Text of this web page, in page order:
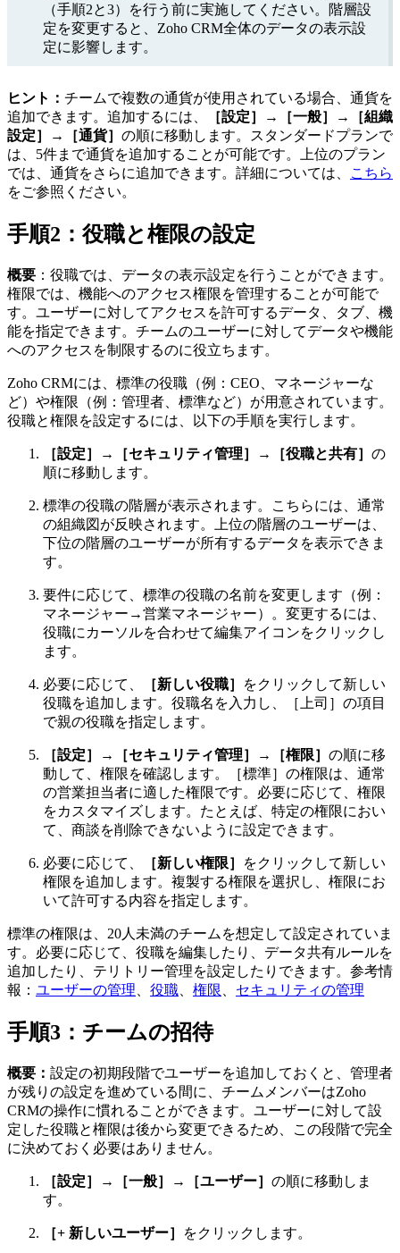
（手順2と3）を行う前に実施してください。階層設
定を変更すると、Zoho CRM全体のデータの表示設
定に影響します。
ヒント： チームで複数の通貨が使用されている場合、通貨を
追加できます。追加するには、
［設定］→［一般］→［組織
設定］→［通貨］ の順に移動します。スタンダードプランで
は、5件まで通貨を追加することが可能です。上位のプラン
では、通貨をさらに追加できます。詳細については、
こちら
をご参照ください。
手順2：役職と権限の設定
概要 ：役職では、データの表示設定を行うことができます。
権限では、機能へのアクセス権限を管理することが可能で
す。ユーザーに対してアクセスを許可するデータ、タブ、機
能を指定できます。チームのユーザーに対してデータや機能
へのアクセスを制限するのに役立ちます。
Zoho CRMには、標準の役職（例：CEO、マネージャーな
ど）や権限（例：管理者、標準など）が用意されています。
役職と権限を設定するには、以下の手順を実行します。
［設定］ → ［セキュリティ管理］ → ［役職と共有］ の
順に移動します。
標準の役職の階層が表示されます。こちらには、通常
の組織図が反映されます。上位の階層のユーザーは、
下位の階層のユーザーが所有するデータを表示できま
す。
要件に応じて、標準の役職の名前を変更します（例：
マネージャー→営業マネージャー）。変更するには、
役職にカーソルを合わせて編集アイコンをクリックし
ます。
必要に応じて、 ［新しい役職］
をクリックして新しい
役職を追加します。役職名を入力し、［上司］の項目
で親の役職を指定します。
［設定］ → ［セキュリティ管理］ → ［権限］ の順に移
動して、権限を確認します。［標準］の権限は、通常
の営業担当者に適した権限です。必要に応じて、権限
をカスタマイズします。たとえば、特定の権限におい
て、商談を削除できないように設定できます。
必要に応じて、 ［新しい権限］
をクリックして新しい
権限を追加します。複製する権限を選択し、権限にお
いて許可する内容を指定します。
標準の権限は、20人未満のチームを想定して設定されていま
す。必要に応じて、役職を編集したり、データ共有ルールを
追加したり、テリトリー管理を設定したりできます。参考情
報： ユーザーの管理 役職 権限 セキュリティの管理
手順3：チームの招待
概要： 設定の初期段階でユーザーを追加しておくと、管理者
が残りの設定を進めている間に、チームメンバーはZoho
CRMの操作に慣れることができます。ユーザーに対して設
定した役職と権限は後から変更できるため、この段階で完全
に決めておく必要はありません。
［設定］→［一般］→［ユーザー］ の順に移動しま
す。
［+ 新しいユーザー］ をクリックします。